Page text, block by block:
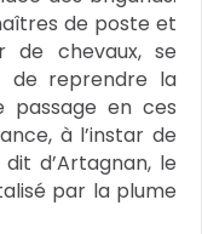
de poste et
de chevaux, se
de reprendre la
passage en ces
à l’instar de
d’Artagnan, le
par la plume